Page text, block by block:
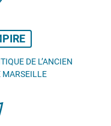
DE L’ANCIEN
MARSEILLE